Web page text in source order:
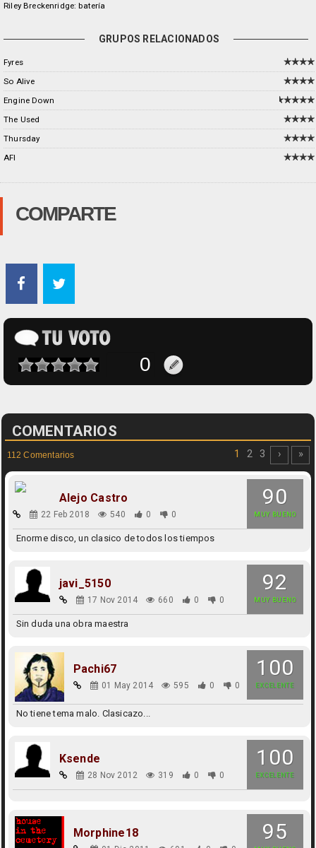
Riley Breckenridge: batería
GRUPOS RELACIONADOS
Fyres
So Alive
Engine Down
The Used
Thursday
AFI
COMPARTE
COMENTARIOS
112 Comentarios 1 2 3 › »
90
MUY BUENO
Alejo Castro
22 Feb 2018 540 0 0
Enorme disco, un clasico de todos los tiempos
92
MUY BUENO
javi_5150
17 Nov 2014 660 0 0
Sin duda una obra maestra
100
EXCELENTE
Pachi67
01 May 2014 595 0 0
No tiene tema malo. Clasicazo...
100
EXCELENTE
Ksende
28 Nov 2012 319 0 0
95
Morphine18